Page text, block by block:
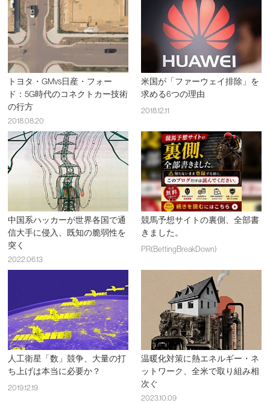
トヨタ・GMvs日産・フォー
ド：5G時代のコネクトカー技術
の行方
2018.08.20
米国が「ファーウェイ排除」を
求める6つの理由
2018.12.11
中国系ハッカーが世界各国で通
信大手に侵入、既知の脆弱性を
突く
2022.06.13
競馬予想サイトの裏側、全部書
きました。
PR(BettingBreakDown)
人工衛星「数」競争、大量の打
ち上げは本当に必要か？
2019.12.19
温暖化対策に熱エネルギー・ネ
ットワーク、全米で取り組み相
次ぐ
2023.10.09